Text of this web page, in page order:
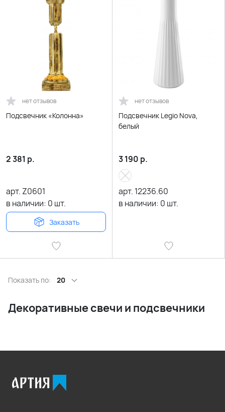
нет отзывов
Подсвечник «Колонна»
2 381 р.
арт. Z0601
в наличии: 0 шт.
Заказать
нет отзывов
Подсвечник Legio Nova,
белый
3 190 р.
арт. 12236.60
в наличии: 0 шт.
Показать по: 20
Декоративные свечи и подсвечники